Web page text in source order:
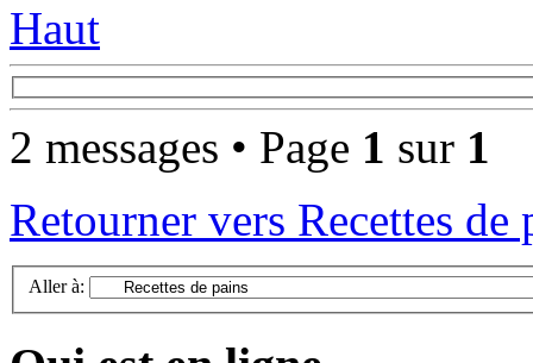
Haut
2 messages • Page 1 sur 1
Retourner vers Recettes de
Aller à: